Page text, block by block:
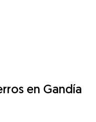
en Gandía